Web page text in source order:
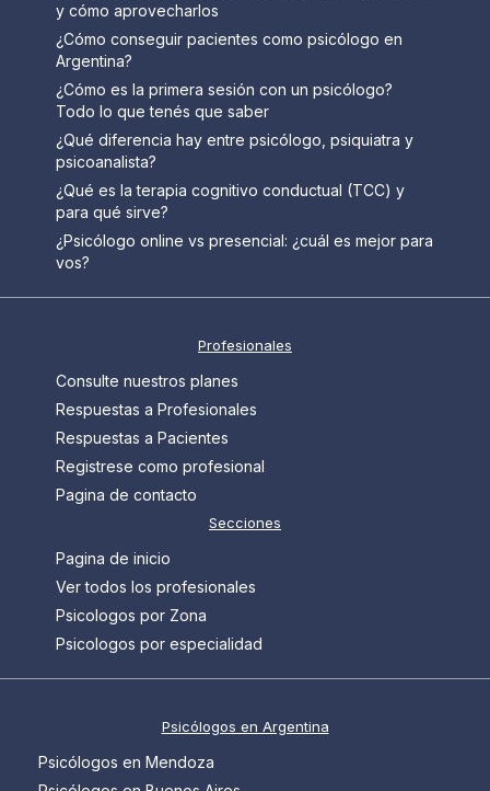
y cómo aprovecharlos
¿Cómo conseguir pacientes como psicólogo en
Argentina?
¿Cómo es la primera sesión con un psicólogo?
Todo lo que tenés que saber
¿Qué diferencia hay entre psicólogo, psiquiatra y
psicoanalista?
¿Qué es la terapia cognitivo conductual (TCC) y
para qué sirve?
¿Psicólogo online vs presencial: ¿cuál es mejor para
vos?
Profesionales
Consulte nuestros planes
Respuestas a Profesionales
Respuestas a Pacientes
Registrese como profesional
Pagina de contacto
Secciones
Pagina de inicio
Ver todos los profesionales
Psicologos por Zona
Psicologos por especialidad
Psicólogos en Argentina
Psicólogos en Mendoza